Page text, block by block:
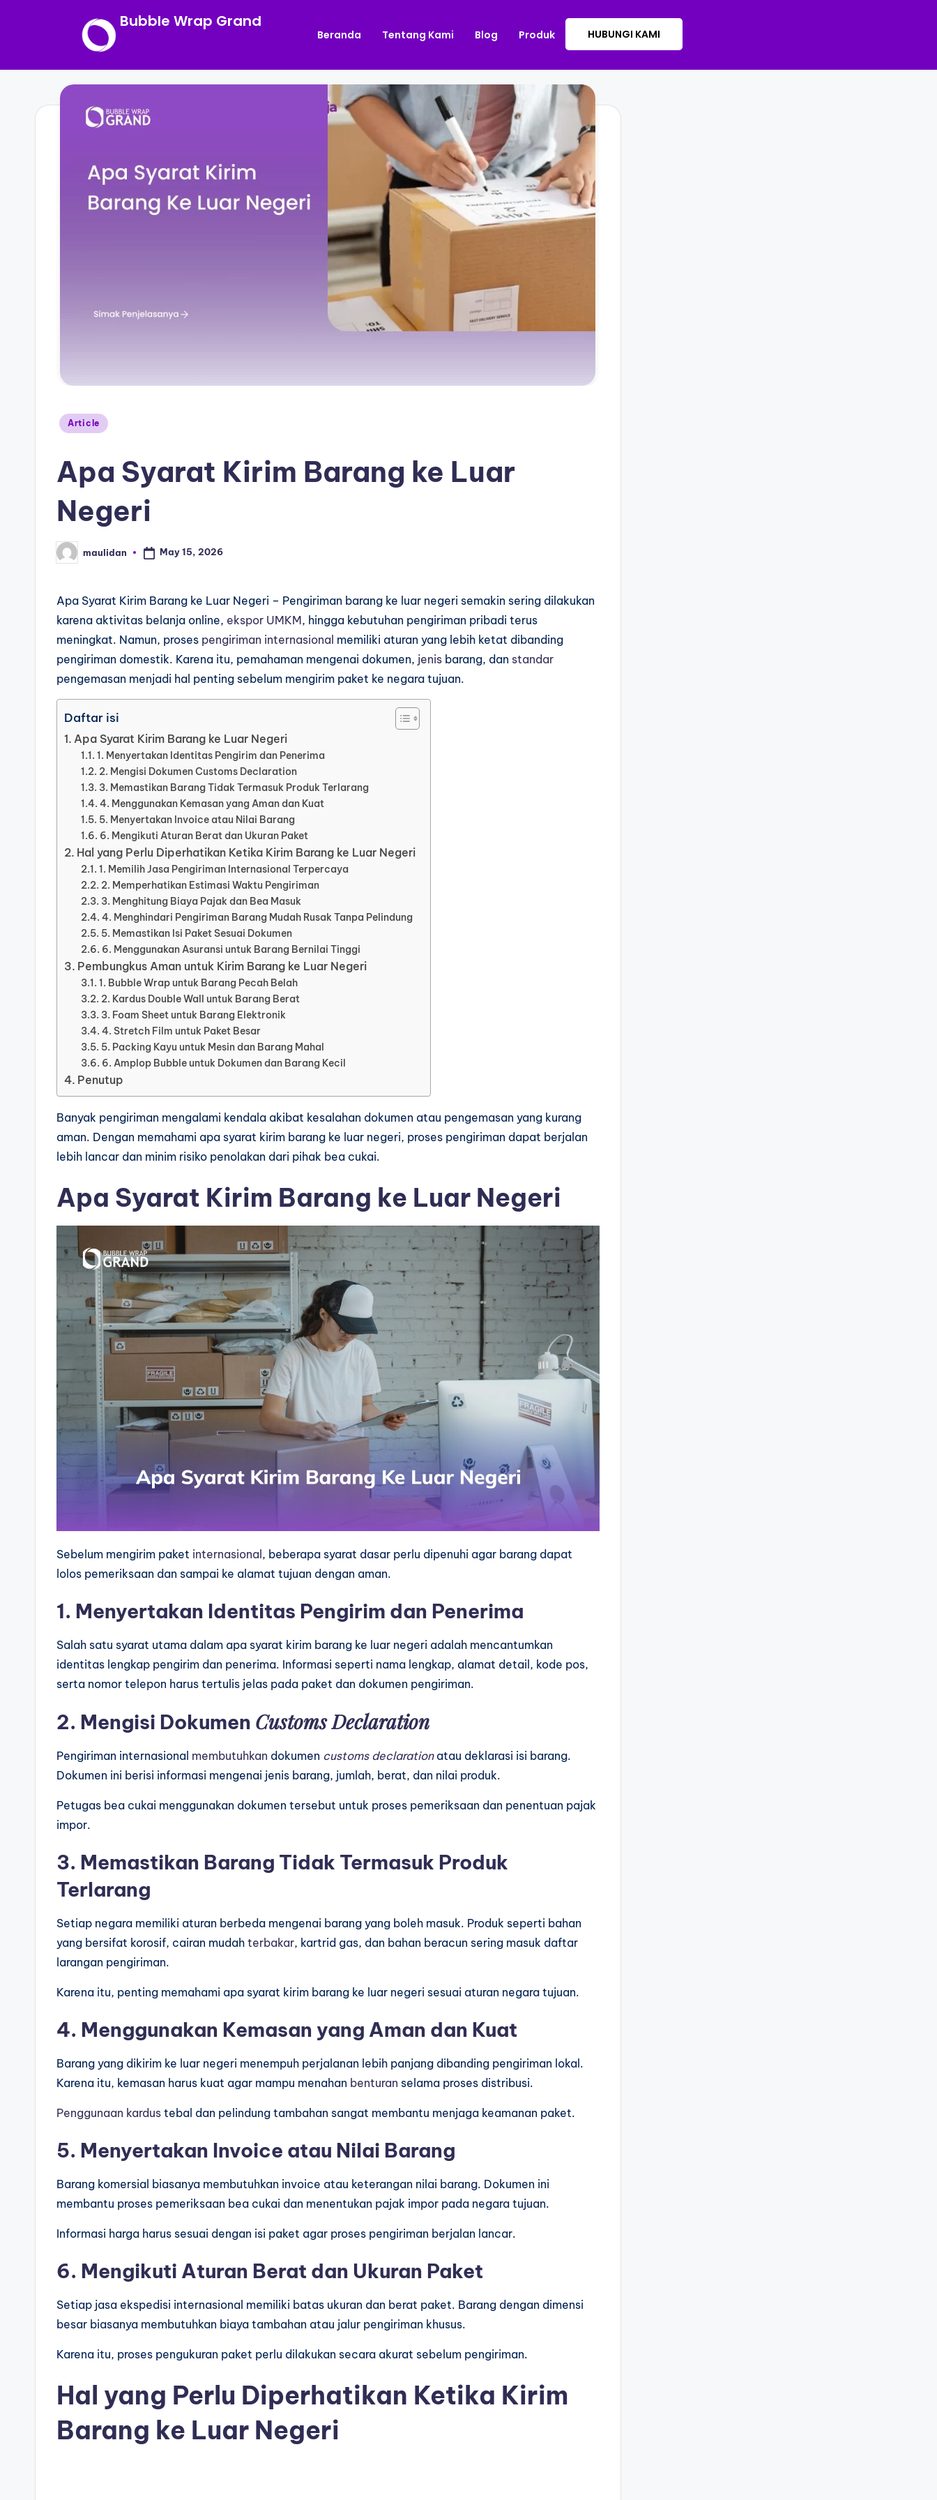
Bubble Wrap Grand
Beranda Tentang Kami Blog Produk HUBUNGI KAMI
Article
Apa Syarat Kirim Barang ke Luar
Negeri
maulidan May 15, 2026
Apa Syarat Kirim Barang ke Luar Negeri – Pengiriman barang ke luar negeri semakin sering dilakukan
karena aktivitas belanja online, ekspor UMKM, hingga kebutuhan pengiriman pribadi terus
meningkat. Namun, proses pengiriman internasional memiliki aturan yang lebih ketat dibanding
pengiriman domestik. Karena itu, pemahaman mengenai dokumen, jenis barang, dan standar
pengemasan menjadi hal penting sebelum mengirim paket ke negara tujuan.
Daftar isi
Apa Syarat Kirim Barang ke Luar Negeri
1. Menyertakan Identitas Pengirim dan Penerima
2. Mengisi Dokumen Customs Declaration
3. Memastikan Barang Tidak Termasuk Produk Terlarang
4. Menggunakan Kemasan yang Aman dan Kuat
5. Menyertakan Invoice atau Nilai Barang
6. Mengikuti Aturan Berat dan Ukuran Paket
Hal yang Perlu Diperhatikan Ketika Kirim Barang ke Luar Negeri
1. Memilih Jasa Pengiriman Internasional Terpercaya
2. Memperhatikan Estimasi Waktu Pengiriman
3. Menghitung Biaya Pajak dan Bea Masuk
4. Menghindari Pengiriman Barang Mudah Rusak Tanpa Pelindung
5. Memastikan Isi Paket Sesuai Dokumen
6. Menggunakan Asuransi untuk Barang Bernilai Tinggi
Pembungkus Aman untuk Kirim Barang ke Luar Negeri
1. Bubble Wrap untuk Barang Pecah Belah
2. Kardus Double Wall untuk Barang Berat
3. Foam Sheet untuk Barang Elektronik
4. Stretch Film untuk Paket Besar
5. Packing Kayu untuk Mesin dan Barang Mahal
6. Amplop Bubble untuk Dokumen dan Barang Kecil
Penutup
Banyak pengiriman mengalami kendala akibat kesalahan dokumen atau pengemasan yang kurang
aman. Dengan memahami apa syarat kirim barang ke luar negeri, proses pengiriman dapat berjalan
lebih lancar dan minim risiko penolakan dari pihak bea cukai.
Apa Syarat Kirim Barang ke Luar Negeri
Sebelum mengirim paket internasional , beberapa syarat dasar perlu dipenuhi agar barang dapat
lolos pemeriksaan dan sampai ke alamat tujuan dengan aman.
1. Menyertakan Identitas Pengirim dan Penerima
Salah satu syarat utama dalam apa syarat kirim barang ke luar negeri adalah mencantumkan
identitas lengkap pengirim dan penerima. Informasi seperti nama lengkap, alamat detail, kode pos,
serta nomor telepon harus tertulis jelas pada paket dan dokumen pengiriman.
2. Mengisi Dokumen Customs Declaration
Pengiriman internasional membutuhkan dokumen customs declarationatau deklarasi isi barang.
Dokumen ini berisi informasi mengenai jenis barang, jumlah, berat, dan nilai produk.
Petugas bea cukai menggunakan dokumen tersebut untuk proses pemeriksaan dan penentuan pajak
impor.
3. Memastikan Barang Tidak Termasuk Produk
Terlarang
Setiap negara memiliki aturan berbeda mengenai barang yang boleh masuk. Produk seperti bahan
yang bersifat korosif, cairan mudah terbakar, kartrid gas, dan bahan beracun sering masuk daftar
larangan pengiriman.
Karena itu, penting memahami apa syarat kirim barang ke luar negeri sesuai aturan negara tujuan.
4. Menggunakan Kemasan yang Aman dan Kuat
Barang yang dikirim ke luar negeri menempuh perjalanan lebih panjang dibanding pengiriman lokal.
Karena itu, kemasan harus kuat agar mampu menahan benturan selama proses distribusi.
Penggunaan kardus tebal dan pelindung tambahan sangat membantu menjaga keamanan paket.
5. Menyertakan Invoice atau Nilai Barang
Barang komersial biasanya membutuhkan invoice atau keterangan nilai barang. Dokumen ini
membantu proses pemeriksaan bea cukai dan menentukan pajak impor pada negara tujuan.
Informasi harga harus sesuai dengan isi paket agar proses pengiriman berjalan lancar.
6. Mengikuti Aturan Berat dan Ukuran Paket
Setiap jasa ekspedisi internasional memiliki batas ukuran dan berat paket. Barang dengan dimensi
besar biasanya membutuhkan biaya tambahan atau jalur pengiriman khusus.
Karena itu, proses pengukuran paket perlu dilakukan secara akurat sebelum pengiriman.
Hal yang Perlu Diperhatikan Ketika Kirim
Barang ke Luar Negeri